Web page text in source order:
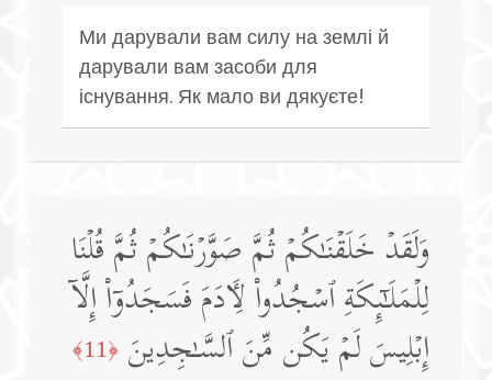
Ми дарували вам силу на землі й
дарували вам засоби для
існування. Як мало ви дякуєте!
وَلَقَدۡ خَلَقۡنَـٰكُمۡ ثُمَّ صَوَّرۡنَـٰكُمۡ ثُمَّ قُلۡنَا
لِلۡمَلَـٰۤىِٕكَةِ ٱسۡجُدُوا۟ لِـَٔادَمَ فَسَجَدُوۤا۟ إِلَّاۤ
إِبۡلِیسَ لَمۡ یَكُن مِّنَ ٱلسَّـٰجِدِینَ ﴿11﴾